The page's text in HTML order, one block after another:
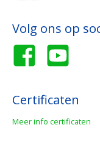
Volg ons op
Certificaten
Meer info certificaten